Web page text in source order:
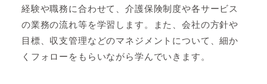
経験や職務に合わせて、介護保険制度や各サービス
の業務の流れ等を学習します。また、会社の方針や
目標、収支管理などのマネジメントについて、細か
くフォローをもらいながら学んでいきます。